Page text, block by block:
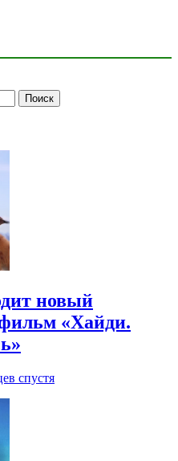
новый
«Хайди.
спустя